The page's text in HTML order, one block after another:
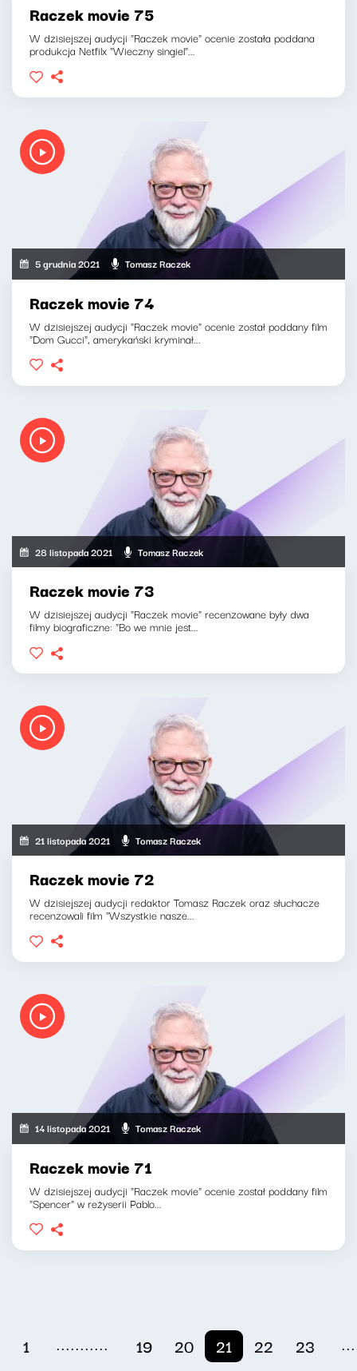
Raczek movie 75
W dzisiejszej audycji "Raczek movie" ocenie została poddana
produkcja Netfilx "Wieczny singiel"...
5 grudnia 2021 Tomasz Raczek
Raczek movie 74
W dzisiejszej audycji "Raczek movie" ocenie został poddany film
"Dom Gucci", amerykański kryminał...
28 listopada 2021 Tomasz Raczek
Raczek movie 73
W dzisiejszej audycji "Raczek movie" recenzowane były dwa
filmy biograficzne: "Bo we mnie jest...
21 listopada 2021 Tomasz Raczek
Raczek movie 72
W dzisiejszej audycji redaktor Tomasz Raczek oraz słuchacze
recenzowali film "Wszystkie nasze...
14 listopada 2021 Tomasz Raczek
Raczek movie 71
W dzisiejszej audycji "Raczek movie" ocenie został poddany film
"Spencer" w reżyserii Pablo...
1 ........... 19 20 21 22 23